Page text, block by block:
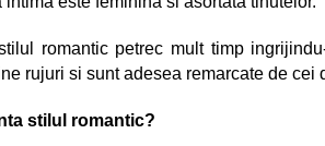
romantic petrec mult timp
rujuri si sunt adesea remarcate de cei
stilul romantic?